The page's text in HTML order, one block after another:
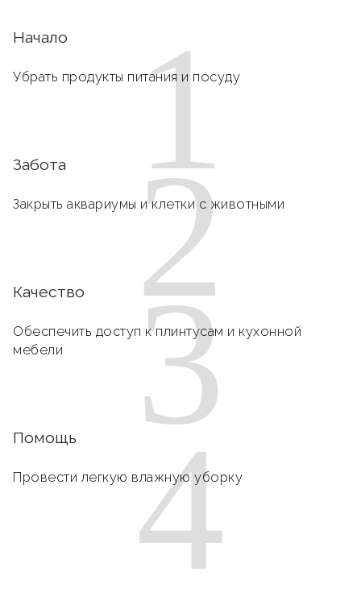
1
Начало
Убрать продукты питания и посуду
2
Забота
Закрыть аквариумы и клетки с животными
3
Качество
Обеспечить доступ к плинтусам и кухонной
мебели
4
Помощь
Провести легкую влажную уборку